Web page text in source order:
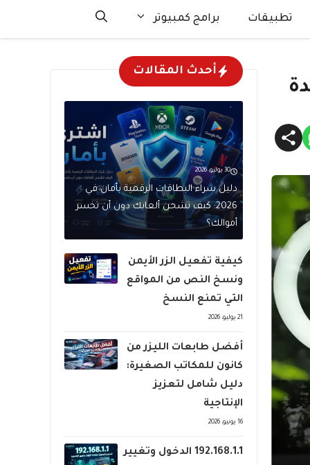
تطبيقات برامج كمبيوتر
أحدث المقالات
30 يوليو، 2026
دليل شراء البطاقات الرقمية بأمان في
2026: كيف تشحن ألعابك دون أن تخسر
أموالك؟
كيفية تفعيل الزر الأيمن
ونسخ النص من المواقع
التي تمنع النسخ
21 يوليو، 2026
أفضل طابعات الليزر من
كانون للمكاتب الصغيرة:
دليل شامل لتعزيز
الإنتاجية
16 يونيو، 2026
192.168.1.1 الدخول وتغيير